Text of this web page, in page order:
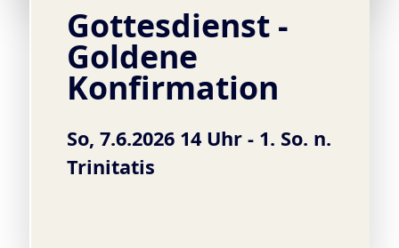
Gottesdienst -
Goldene
Konfirmation
So, 7.6.2026 14 Uhr - 1. So. n.
Trinitatis